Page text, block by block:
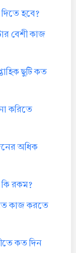
হবে?
বেশী কাজ
ছুটি কত
করিতে
অধিক
কি রকম?
কাজ করতে
কত দিন